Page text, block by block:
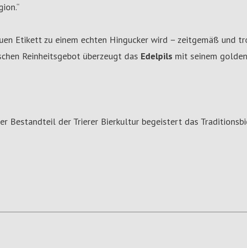
Etikett zu einem echten Hingucker wird – zeitgemäß und
Reinheitsgebot überzeugt das Edelpils mit seinem
Bestandteil der Trierer Bierkultur begeistert das